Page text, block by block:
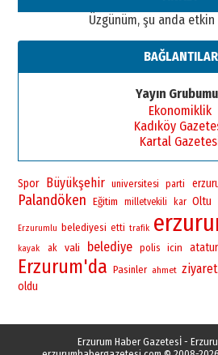
Üzgünüm, şu anda
BAĞLANTILAR
Yayın
Ekonomiklik
Kadıköy
Kartal
Spor Büyükşehir universitesi parti
Palandöken Eğitim milletvekili kar Oltu
Erzurumlu belediyesi etti trafik
kayak ak vali belediye polis icin
Erzurum'da Pasinler ahmet ziyaret
oldu
Erzurum Haber Gazetesİ -